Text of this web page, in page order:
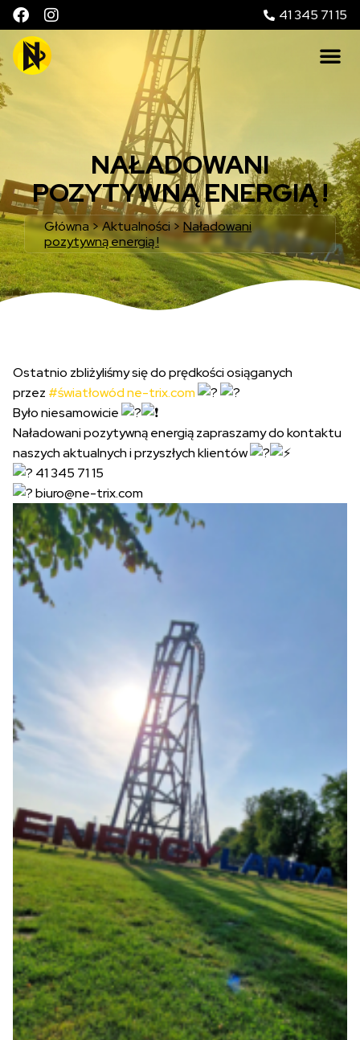
41 345 71 15
NAŁADOWANI
POZYTYWNĄ ENERGIĄ !
Główna>Aktualności> Naładowani
pozytywną energią !
Ostatnio zbliżyliśmy się do prędkości osiąganych
przez #światłowódne-trix.com
Było niesamowicie
Naładowani pozytywną energią zapraszamy do kontaktu
naszych aktualnych i przyszłych klientów
41 345 71 15
biuro@ne-trix.com